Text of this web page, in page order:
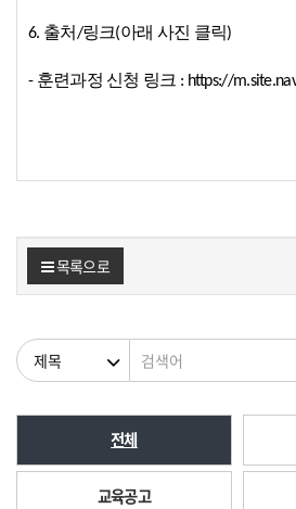
6. 출처/링크(아래 사진 클릭)
- 훈련과정 신청 링크 : https://
목록으로
검색조건 검색어
전체
교육공고